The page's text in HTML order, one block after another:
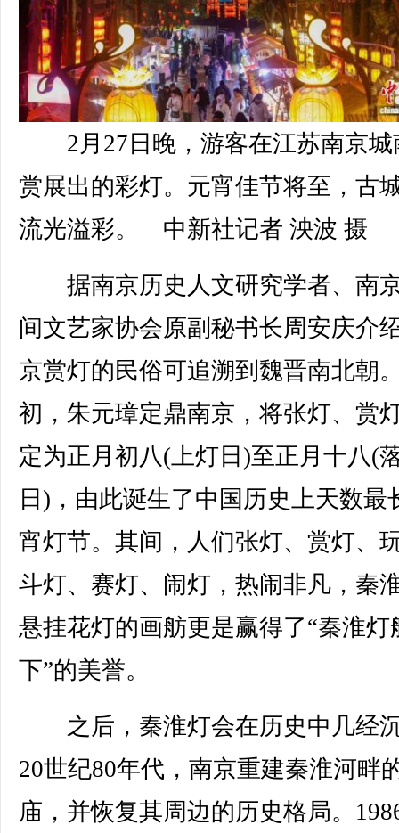
2月27日晚，游客在江苏南京城
赏展出的彩灯。元宵佳节将至，古
流光溢彩。 中新社记者 泱波 摄
据南京历史人文研究学者、南
间文艺家协会原副秘书长周安庆介
京赏灯的民俗可追溯到魏晋南北朝
初，朱元璋定鼎南京，将张灯、赏
定为正月初八(上灯日)至正月十八(
日)，由此诞生了中国历史上天数最
宵灯节。其间，人们张灯、赏灯、
斗灯、赛灯、闹灯，热闹非凡，秦
悬挂花灯的画舫更是赢得了“秦淮灯
下”的美誉。
之后，秦淮灯会在历史中几经
20世纪80年代，南京重建秦淮河畔
庙，并恢复其周边的历史格局。